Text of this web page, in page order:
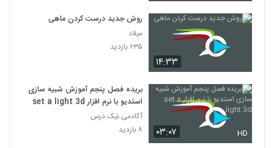
۱۴:۳۳
روش جدید درست کردن ماهی
میلاد
۲۳۵ بازدید
۰۳:۰۷ HD
بریده فصل پنجم آموزش شبیه سازی
استدیو با نرم افزار set a light 3d
آکادمی نیک درس
۸ بازدید